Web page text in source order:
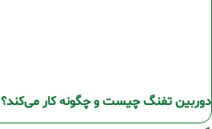
دوربین تفنگ چیست و چگونه کار می‌کند؟